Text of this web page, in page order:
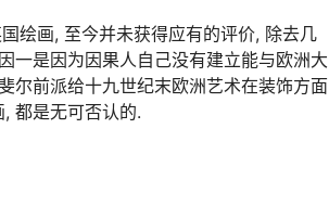
绘画, 至今并未获得应有的评价, 除去几
一是因为因果人自己没有建立能与欧洲大
尔前派给十九世纪末欧洲艺术在装饰方面
都是无可否认的.